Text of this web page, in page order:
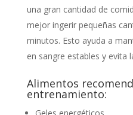
una gran cantidad de
mejor ingerir pequeñas
minutos. Esto ayuda a
en sangre estables y evita
Alimentos
entrenamiento: